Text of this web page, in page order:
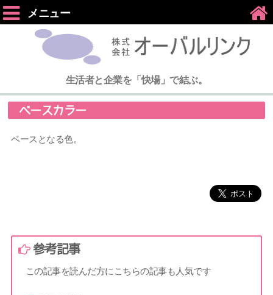
メニュー
生活者と企業を「快場」で結ぶ。
ベースカラー
ベースとなる色。
参考記事
この記事を読んだ方にこちらの記事も人気です